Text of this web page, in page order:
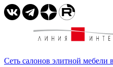
Сеть салонов элитной мебели